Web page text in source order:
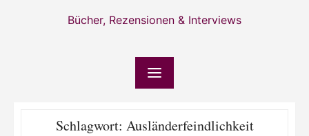
Bücher, Rezensionen & Interviews
Schlagwort: Ausländerfeindlichkeit